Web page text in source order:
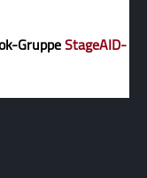
GruppeStageAID-